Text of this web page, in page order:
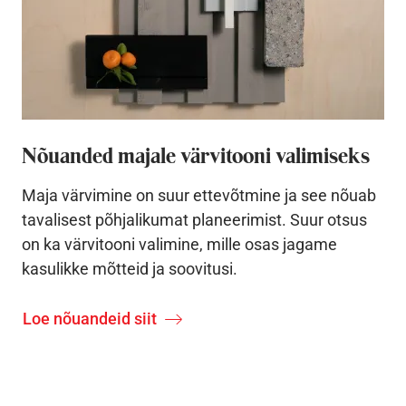
Nõuanded majale värvitooni valimiseks
Maja värvimine on suur ettevõtmine ja see nõuab
tavalisest põhjalikumat planeerimist. Suur otsus
on ka värvitooni valimine, mille osas jagame
kasulikke mõtteid ja soovitusi.
Loe nõuandeid siit